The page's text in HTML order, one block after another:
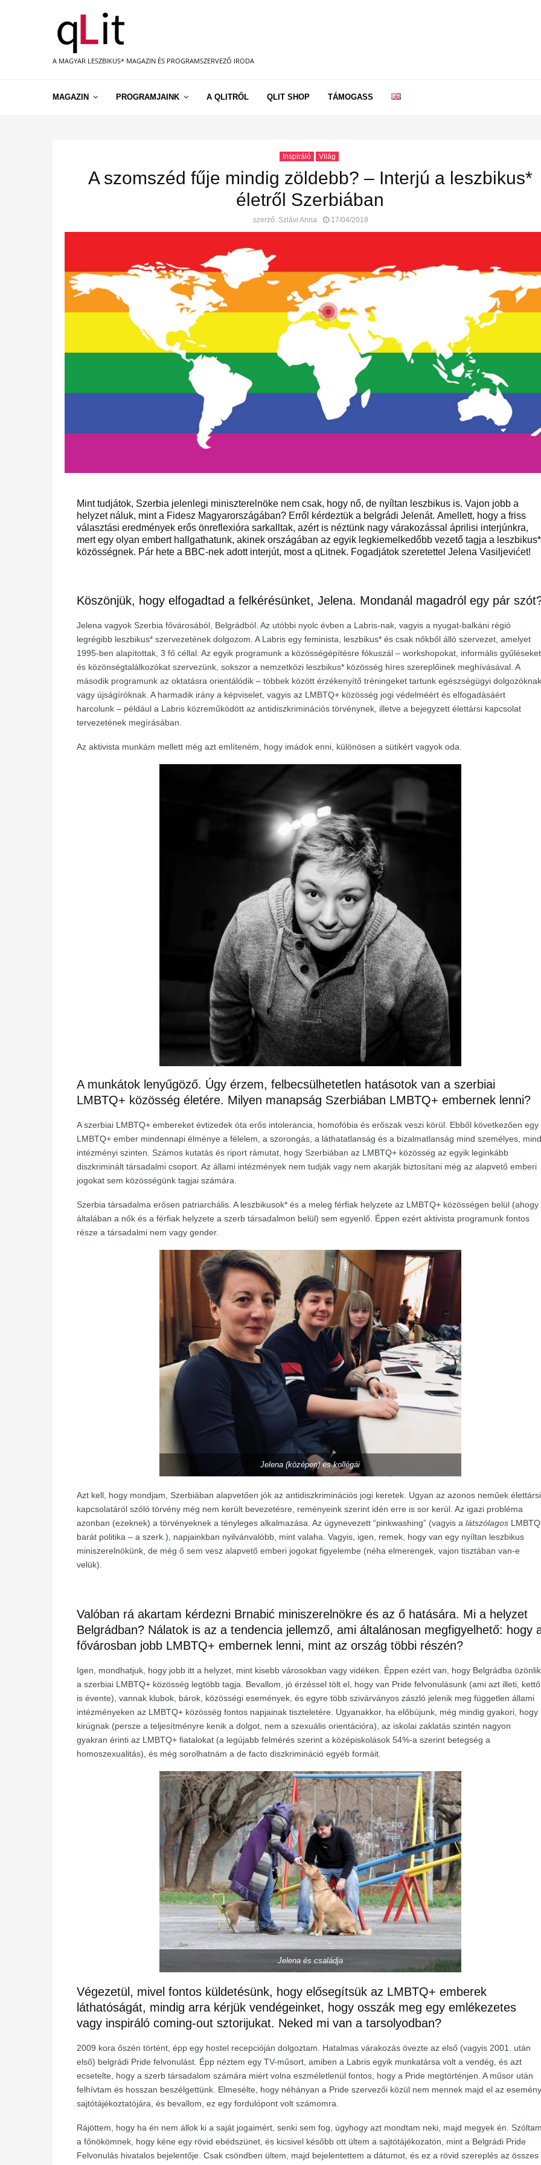
A MAGYAR LESZBIKUS* MAGAZIN ÉS PROGRAMSZERVEZŐ IRODA
MAGAZIN PROGRAMJAINK A QLITRŐL QLIT SHOP TÁMOGASS
Inspiráló Világ
A szomszéd fűje mindig zöldebb? – Interjú a leszbikus*
életről Szerbiában
szerző: Szlávi Anna 17/04/2018
Mint tudjátok, Szerbia jelenlegi miniszterelnöke nem csak, hogy nő, de nyíltan leszbikus is. Vajon jobb a
helyzet náluk, mint a Fidesz Magyarországában? Erről kérdeztük a belgrádi Jelenát. Amellett, hogy a friss
választási eredmények erős önreflexióra sarkalltak, azért is néztünk nagy várakozással áprilisi interjúnkra,
mert egy olyan embert hallgathatunk, akinek országában az egyik legkiemelkedőbb vezető tagja a leszbikus*
közösségnek. Pár hete a BBC-nek adott interjút, most a qLitnek. Fogadjátok szeretettel Jelena Vasiljevićet!
Köszönjük, hogy elfogadtad a felkérésünket, Jelena. Mondanál magadról egy pár
Jelena vagyok Szerbia fővárosából, Belgrádból. Az utóbbi nyolc évben a Labris-nak, vagyis a nyugat-balkáni régió
legrégibb leszbikus* szervezetének dolgozom. A Labris egy feminista, leszbikus* és csak nőkből álló szervezet, amelyet
1995-ben alapítottak, 3 fő céllal. Az egyik programunk a közösségépítésre fókuszál – workshopokat, informális
és közönségtalálkozókat szervezünk, sokszor a nemzetközi leszbikus* közösség híres szereplőinek meghívásával. A
második programunk az oktatásra orientálódik – többek között érzékenyítő tréningeket tartunk egészségügyi dolgozóknak
vagy újságíróknak. A harmadik irány a képviselet, vagyis az LMBTQ+ közösség jogi védelméért és elfogadásáért
harcolunk – például a Labris közreműködött az antidiszkriminációs törvénynek, illetve a bejegyzett élettársi kapcsolat
tervezetének megírásában.
Az aktivista munkám mellett még azt említeném, hogy imádok enni, különösen a sütikért vagyok oda.
A munkátok lenyűgöző. Úgy érzem, felbecsülhetetlen hatásotok van a szerbiai
LMBTQ+ közösség életére. Milyen manapság Szerbiában LMBTQ+ embernek lenni?
A szerbiai LMBTQ+ embereket évtizedek óta erős intolerancia, homofóbia és erőszak veszi körül. Ebből következően egy
LMBTQ+ ember mindennapi élménye a félelem, a szorongás, a láthatatlanság és a bizalmatlanság mind személyes, mind
intézményi szinten. Számos kutatás és riport rámutat, hogy Szerbiában az LMBTQ+ közösség az egyik leginkább
diszkriminált társadalmi csoport. Az állami intézmények nem tudják vagy nem akarják biztosítani még az alapvető emberi
jogokat sem közösségünk tagjai számára.
Szerbia társadalma erősen patriarchális. A leszbikusok* és a meleg férfiak helyzete az LMBTQ+ közösségen belül (ahogy
általában a nők és a férfiak helyzete a szerb társadalmon belül) sem egyenlő. Éppen ezért aktivista programunk fontos
része a társadalmi nem vagy gender.
Jelena (középen) és kollégái
Azt kell, hogy mondjam, Szerbiában alapvetően jók az antidiszkriminációs jogi keretek. Ugyan az azonos neműek élettársi
kapcsolatáról szóló törvény még nem került bevezetésre, reményeink szerint idén erre is sor kerül. Az igazi probléma
azonban (ezeknek) a törvényeknek a tényleges alkalmazása. Az úgynevezett “pinkwashing” (vagyis a látszólagos
barát politika – a szerk.), napjainkban nyilvánvalóbb, mint valaha. Vagyis, igen, remek, hogy van egy nyíltan leszbikus
miniszerelnökünk, de még ő sem vesz alapvető emberi jogokat figyelembe (néha elmerengek, vajon tisztában van-e
velük).
Valóban rá akartam kérdezni Brnabić miniszerelnökre és az ő hatására. Mi a helyzet
Belgrádban? Nálatok is az a tendencia jellemző, ami általánosan megfigyelhető: hogy
fővárosban jobb LMBTQ+ embernek lenni, mint az ország többi részén?
Igen, mondhatjuk, hogy jobb itt a helyzet, mint kisebb városokban vagy vidéken. Éppen ezért van, hogy Belgrádba özönlik
a szerbiai LMBTQ+ közösség legtöbb tagja. Bevallom, jó érzéssel tölt el, hogy van Pride felvonulásunk (ami azt illeti, kettő
is évente), vannak klubok, bárok, közösségi események, és egyre több szivárványos zászló jelenik meg független állami
intézményeken az LMBTQ+ közösség fontos napjainak tiszteletére. Ugyanakkor, ha előbújunk, még mindig gyakori, hogy
kirúgnak (persze a teljesítményre kenik a dolgot, nem a szexuális orientációra), az iskolai zaklatás szintén nagyon
gyakran érinti az LMBTQ+ fiatalokat (a legújabb felmérés szerint a középiskolások 54%-a szerint betegség a
homoszexualitás), és még sorolhatnám a de facto diszkrimináció egyéb formáit.
Jelena és családja
Végezetül, mivel fontos küldetésünk, hogy elősegítsük az LMBTQ+ emberek
láthatóságát, mindig arra kérjük vendégeinket, hogy osszák meg egy emlékezetes
vagy inspiráló coming-out sztorijukat. Neked mi van a tarsolyodban?
2009 kora őszén történt, épp egy hostel recepcióján dolgoztam. Hatalmas várakozás övezte az első (vagyis 2001. után
első) belgrádi Pride felvonulást. Épp néztem egy TV-műsort, amiben a Labris egyik munkatársa volt a vendég, és azt
ecsetelte, hogy a szerb társadalom számára miért volna eszméletlenül fontos, hogy a Pride megtörténjen. A műsor után
felhívtam és hosszan beszélgettünk. Elmesélte, hogy néhányan a Pride szervezői közül nem mennek majd el az esemény
sajtótájékoztatójára, és bevallom, ez egy fordulópont volt számomra.
Rájöttem, hogy ha én nem állok ki a saját jogaimért, senki sem fog, úgyhogy azt mondtam neki, majd megyek én.
a főnökömnek, hogy kéne egy rövid ebédszünet, és kicsivel később ott ültem a sajtótájékozatón, mint a Belgrádi Pride
Felvonulás hivatalos bejelentője. Csak csöndben ültem, majd bejelentettem a dátumot, és ez a rövid szereplés az összes